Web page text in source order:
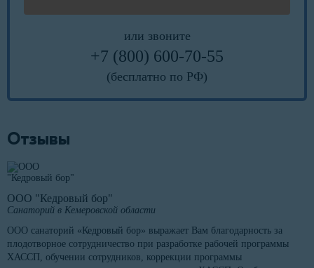
или звоните
+7 (800) 600-70-55
(бесплатно по РФ)
Отзывы
ООО "Кедровый бор"
Санаторий в Кемеровской области
ООО санаторий «Кедровый бор» выражает Вам благодарность за
плодотворное сотрудничество при разработке рабочей программы
ХАССП, обучении сотрудников, коррекции программы